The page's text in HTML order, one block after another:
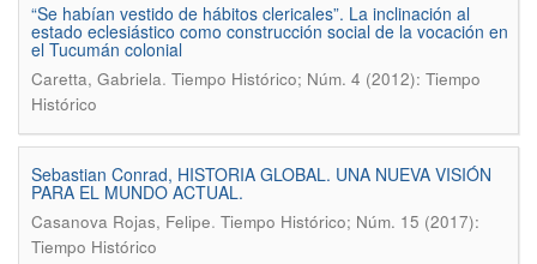
“Se habían vestido de hábitos clericales”. La inclinación al
estado eclesiástico como construcción social de la vocación en
el Tucumán colonial
Caretta, Gabriela. Tiempo Histórico; Núm. 4 (2012): Tiempo
Histórico
Sebastian Conrad, HISTORIA GLOBAL. UNA NUEVA VISIÓN
PARA EL MUNDO ACTUAL.
Casanova Rojas, Felipe. Tiempo Histórico; Núm. 15 (2017):
Tiempo Histórico